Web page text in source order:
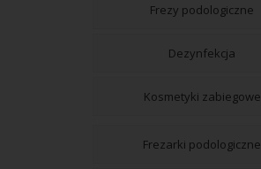
Frezy podologiczne
Dezynfekcja
Kosmetyki zabiegowe
Frezarki podologiczne